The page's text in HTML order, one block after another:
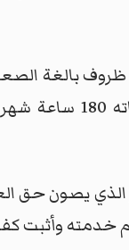
ظروف بالغة
والكوادر، تعرض مباشر للأمراض
يصون حق
خدمته وأثبت